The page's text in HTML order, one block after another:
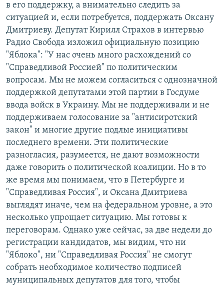
в его поддержку, а внимательно следить за
ситуацией и, если потребуется, поддержать Оксану
Дмитриеву. Депутат Кирилл Страхов в интервью
Радио Свобода изложил официальную позицию
"Яблока": "У нас очень много расхождений со
"Справедливой Россией" по политическим
вопросам. Мы не можем согласиться с однозначной
поддержкой депутатами этой партии в Госдуме
ввода войск в Украину. Мы не поддерживали и не
поддерживаем голосование за "антисиротский
закон" и многие другие подлые инициативы
последнего времени. Эти политические
разногласия, разумеется, не дают возможности
даже говорить о политической коалиции. Но в то
же время мы понимаем, что в Петербурге и
"Справедливая Россия", и Оксана Дмитриева
выглядят иначе, чем на федеральном уровне, а это
несколько упрощает ситуацию. Мы готовы к
переговорам. Однако уже сейчас, за две недели до
регистрации кандидатов, мы видим, что ни
"Яблоко", ни "Справедливая Россия" не смогут
собрать необходимое количество подписей
муниципальных депутатов для того, чтобы